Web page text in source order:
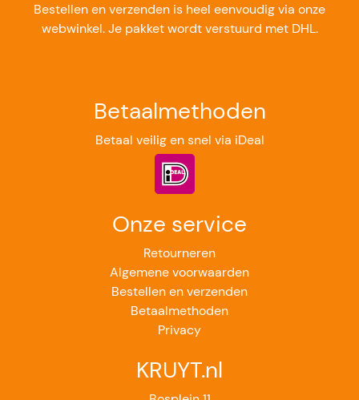
Bestellen en verzenden is heel eenvoudig via onze
webwinkel. Je pakket wordt verstuurd met DHL.
Betaalmethoden
Betaal veilig en snel via iDeal
Onze service
Retourneren
Algemene voorwaarden
Bestellen en verzenden
Betaalmethoden
Privacy
KRUYT.nl